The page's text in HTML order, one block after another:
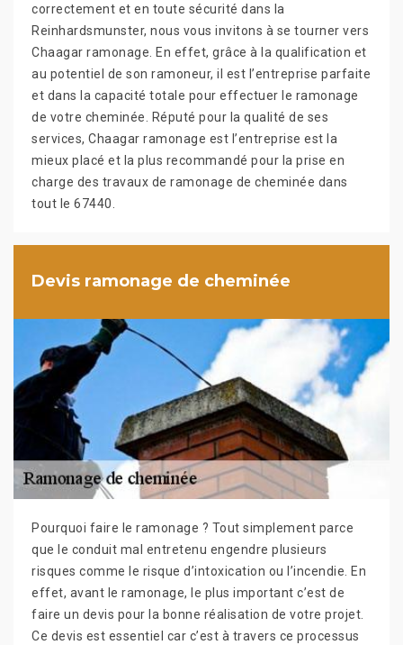
correctement et en toute sécurité dans la
Reinhardsmunster, nous vous invitons à se tourner vers
Chaagar ramonage. En effet, grâce à la qualification et
au potentiel de son ramoneur, il est l’entreprise parfaite
et dans la capacité totale pour effectuer le ramonage
de votre cheminée. Réputé pour la qualité de ses
services, Chaagar ramonage est l’entreprise est la
mieux placé et la plus recommandé pour la prise en
charge des travaux de ramonage de cheminée dans
tout le 67440.
Devis ramonage de cheminée
Pourquoi faire le ramonage ? Tout simplement parce
que le conduit mal entretenu engendre plusieurs
risques comme le risque d’intoxication ou l’incendie. En
effet, avant le ramonage, le plus important c’est de
faire un devis pour la bonne réalisation de votre projet.
Ce devis est essentiel car c’est à travers ce processus